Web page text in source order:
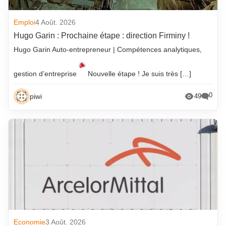
Emploi4 Août. 2026
Hugo Garin : Prochaine étape : direction Firminy !
Hugo Garin Auto-entrepreneur | Compétences analytiques,
gestion d’entreprise Nouvelle étape ! Je suis très […]
piwi 49 0
Economie3 Août. 2026